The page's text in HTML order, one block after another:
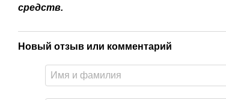
средств.
Новый отзыв или комментарий